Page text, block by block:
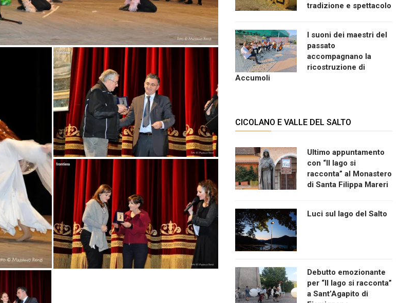
tradizione e spettacolo
I suoni dei maestri del
passato
accompagnano la
ricostruzione di
Accumoli
CICOLANO E VALLE DEL SALTO
Ultimo appuntamento
con “Il lago si
racconta” al Monastero
di Santa Filippa Mareri
Luci sul lago del Salto
Debutto emozionante
per “Il lago si racconta”
a Sant’Agapito di